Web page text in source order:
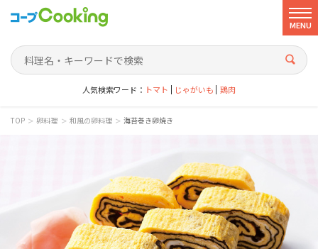
MENU
人気検索ワード： トマト じゃがいも 鶏肉
TOP > 卵料理 > 和風の卵料理 > 海苔巻き卵焼き